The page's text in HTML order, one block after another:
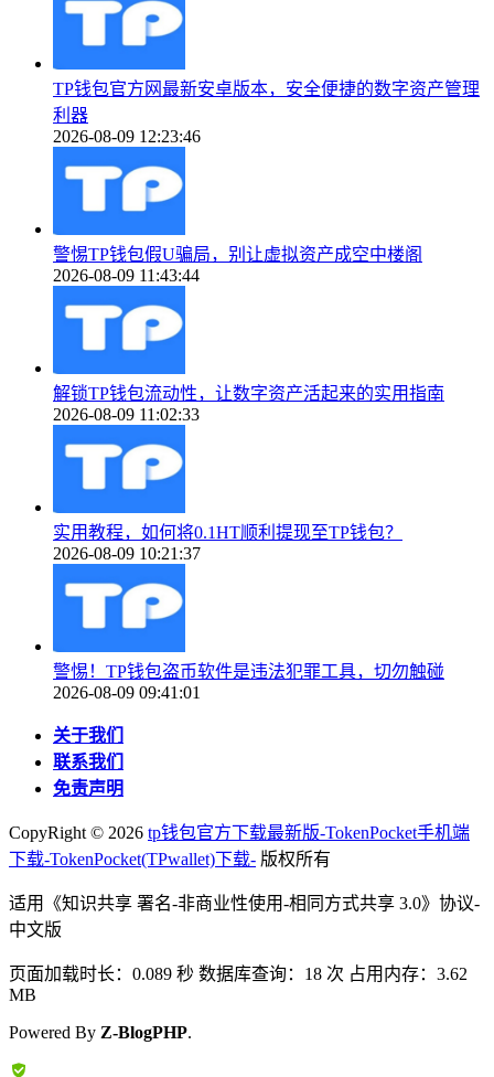
TP钱包官方网最新安卓版本，安全便捷的数字资产管理
利器
2026-08-09 12:23:46
警惕TP钱包假U骗局，别让虚拟资产成空中楼阁
2026-08-09 11:43:44
解锁TP钱包流动性，让数字资产活起来的实用指南
2026-08-09 11:02:33
实用教程，如何将0.1HT顺利提现至TP钱包？
2026-08-09 10:21:37
警惕！TP钱包盗币软件是违法犯罪工具，切勿触碰
2026-08-09 09:41:01
关于我们
联系我们
免责声明
CopyRight © 2026 tp钱包官方下载最新版-TokenPocket手机端
下载-TokenPocket(TPwallet)下载- 版权所有
适用《知识共享 署名-非商业性使用-相同方式共享 3.0》协议-
中文版
页面加载时长：0.089 秒 数据库查询：18 次 占用内存：3.62
MB
Powered By Z-BlogPHP.